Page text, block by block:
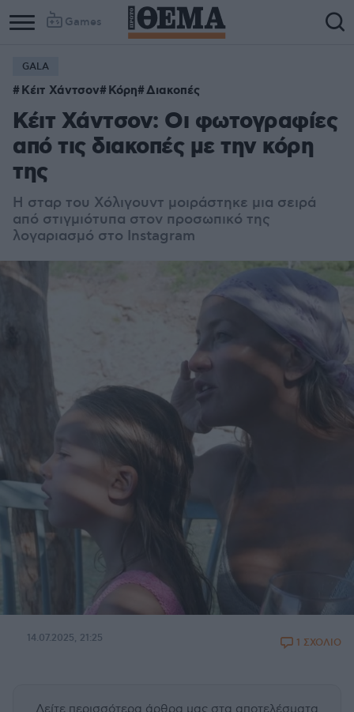
Games
GALA
Κέιτ Χάντσον Κόρη Διακοπές
Κέιτ Χάντσον: Οι φωτογραφίες
από τις διακοπές με την κόρη
της
Η σταρ του Χόλιγουντ μοιράστηκε μια σειρά
από στιγμιότυπα στον προσωπικό της
λογαριασμό στο Instagram
14.07.2025, 21:25 1 ΣΧΟΛΙΟ
Δείτε περισσότερα άρθρα μας στα αποτελέσματα